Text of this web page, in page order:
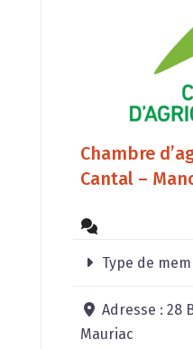
Chambre
Cantal –
Type de
Adresse :28
Mauriac